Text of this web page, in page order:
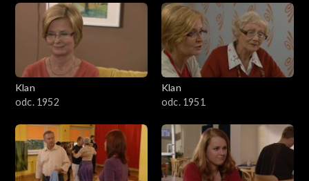
Klan
odc. 1952
Klan
odc. 1951